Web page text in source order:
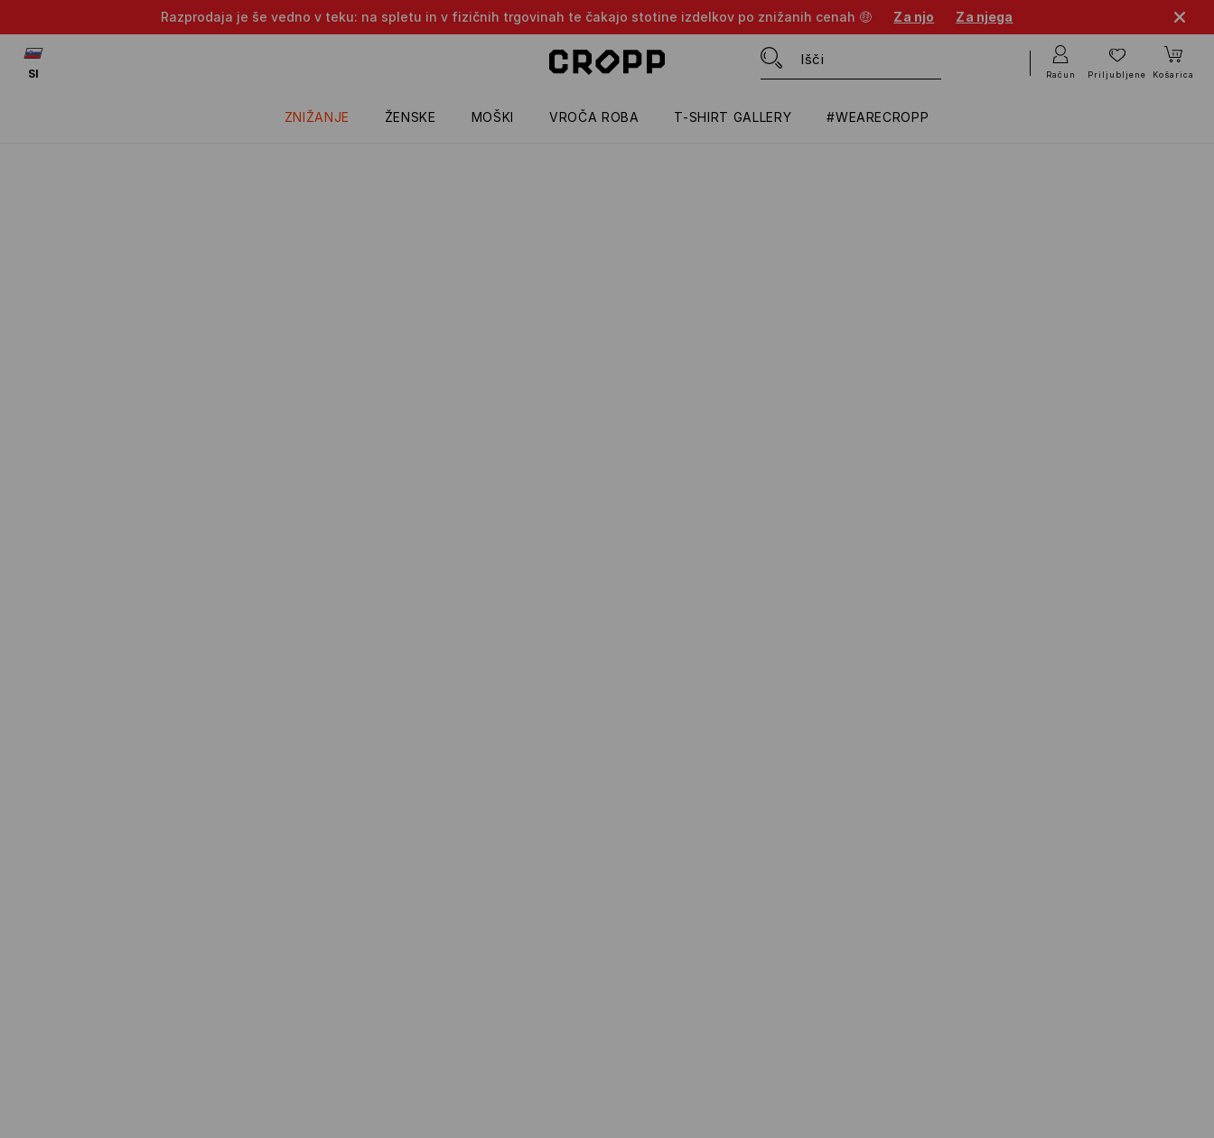
Razprodaja je še vedno v teku: na spletu in v fizičnih trgovinah te čakajo stotine izdelkov po znižanih cenah 🤑 Za njo Za njega
ZNIŽANJE ŽENSKE MOŠKI VROČA ROBA T-SHIRT GALLERY #WEARECROPP
SI Račun Priljubljene Košarica